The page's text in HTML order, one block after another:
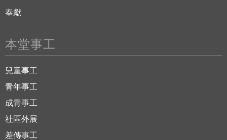
奉獻
本堂事工
兒童事工
青年事工
成青事工
社區外展
差傳事工